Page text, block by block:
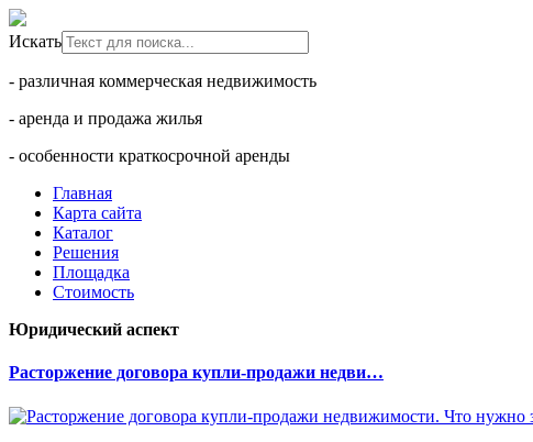
Искать
- различная коммерческая недвижимость
- аренда и продажа жилья
- особенности краткосрочной аренды
Главная
Карта сайта
Каталог
Решения
Площадка
Стоимость
Юридический аспект
Расторжение договора купли-продажи недви…